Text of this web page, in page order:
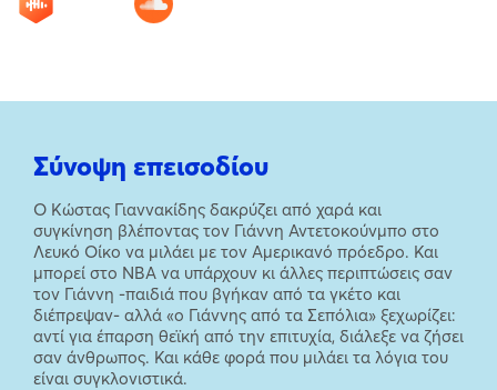
Σύνοψη επεισοδίου
Ο Κώστας Γιαννακίδης δακρύζει από χαρά και
συγκίνηση βλέποντας τον Γιάννη Αντετοκούνμπο στο
Λευκό Οίκο να μιλάει με τον Αμερικανό πρόεδρο. Και
μπορεί στο NBA να υπάρχουν κι άλλες περιπτώσεις σαν
τον Γιάννη -παιδιά που βγήκαν από τα γκέτο και
διέπρεψαν- αλλά «ο Γιάννης από τα Σεπόλια» ξεχωρίζει:
αντί για έπαρση θεϊκή από την επιτυχία, διάλεξε να ζήσει
σαν άνθρωπος. Και κάθε φορά που μιλάει τα λόγια του
είναι συγκλονιστικά.